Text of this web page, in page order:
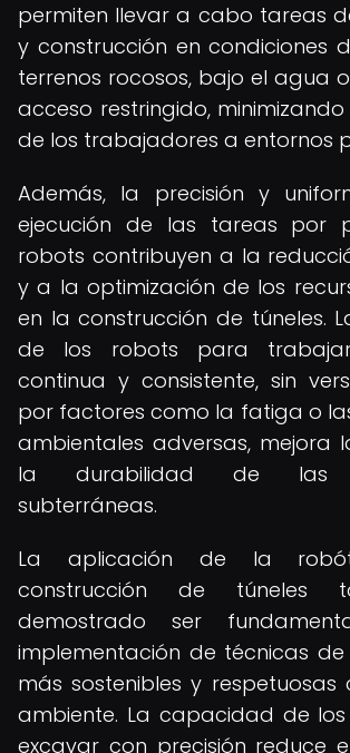
permiten llevar a cabo tareas
y construcción en condiciones
terrenos rocosos, bajo el agua
acceso restringido,
de los trabajadores a entornos
Además, la precisión y
ejecución de las tareas por
robots contribuyen a la
y a la optimización de los
en la construcción de túneles.
de los robots para
continua y consistente, sin
por factores como la fatiga o
ambientales adversas, mejora
la durabilidad de las
subterráneas.
La aplicación de la
construcción de túneles
demostrado ser
implementación de técnicas de
más sostenibles y respetuosas
ambiente. La capacidad de
excavar con precisión reduce